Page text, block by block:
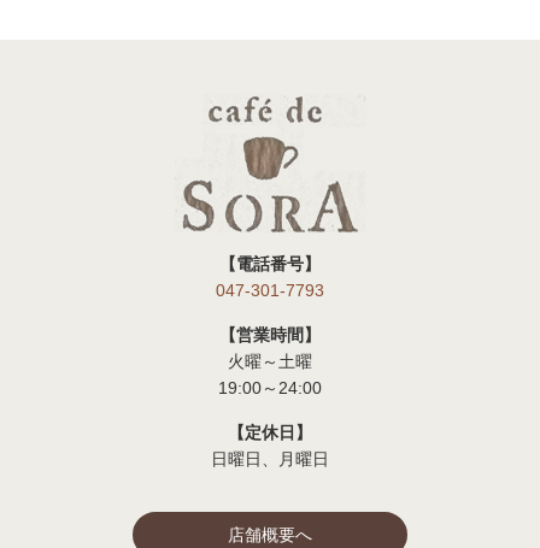
【電話番号】
047-301-7793
【営業時間】
火曜～土曜
19:00～24:00
【定休日】
日曜日、月曜日
店舗概要へ